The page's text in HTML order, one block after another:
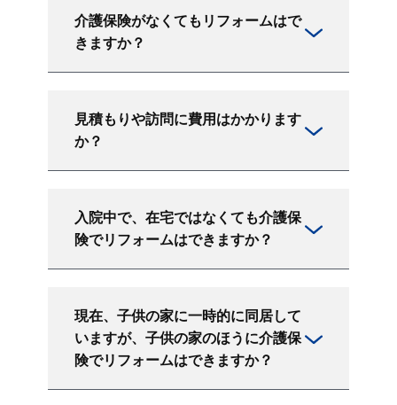
介護保険がなくてもリフォームはで
きますか？
見積もりや訪問に費用はかかります
か？
入院中で、在宅ではなくても介護保
険でリフォームはできますか？
現在、子供の家に一時的に同居して
いますが、子供の家のほうに介護保
険でリフォームはできますか？